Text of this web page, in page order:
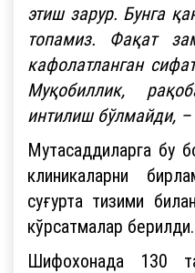
этиш зарур. Бунга
топамиз. Фақат
кафолатланган
Муқобиллик,
интилиш бўлмайди, –
Мутасаддиларга бу
клиникаларни
суғурта тизими
кўрсатмалар берилди.
Шифохонада 130